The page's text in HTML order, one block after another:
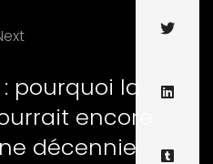
pourquoi la
encore
décennie